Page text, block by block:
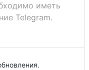
иметь
Telegram.